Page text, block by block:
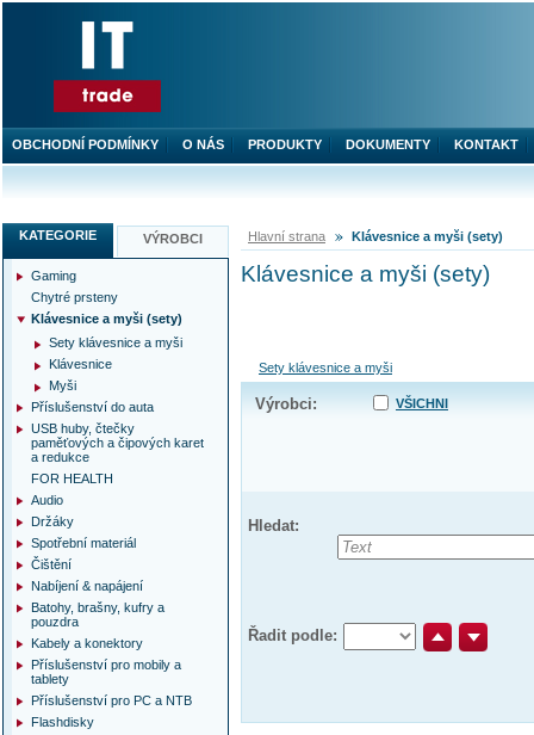
Hlavní strana Klávesnice a myši (sety)
Klávesnice a myši (sety)
Sety klávesnice a myši
Výrobci: VŠICHNI
Hledat:
Řadit podle:
KATEGORIE VÝROBCI
Gaming
Chytré prsteny
Klávesnice a myši (sety)
Sety klávesnice a myši
Klávesnice
Myši
Příslušenství do auta
USB huby, čtečky
paměťových a čipových karet
a redukce
FOR HEALTH
Audio
Držáky
Spotřební materiál
Čištění
Nabíjení & napájení
Batohy, brašny, kufry a
pouzdra
Kabely a konektory
Příslušenství pro mobily a
tablety
Příslušenství pro PC a NTB
Flashdisky
OBCHODNÍ PODMÍNKY O NÁS PRODUKTY DOKUMENTY KONTAKT